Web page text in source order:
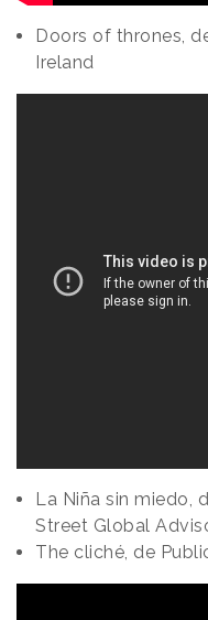
Doors of thrones,
Ireland
La Niña sin miedo,
Street Global
The cliché, de